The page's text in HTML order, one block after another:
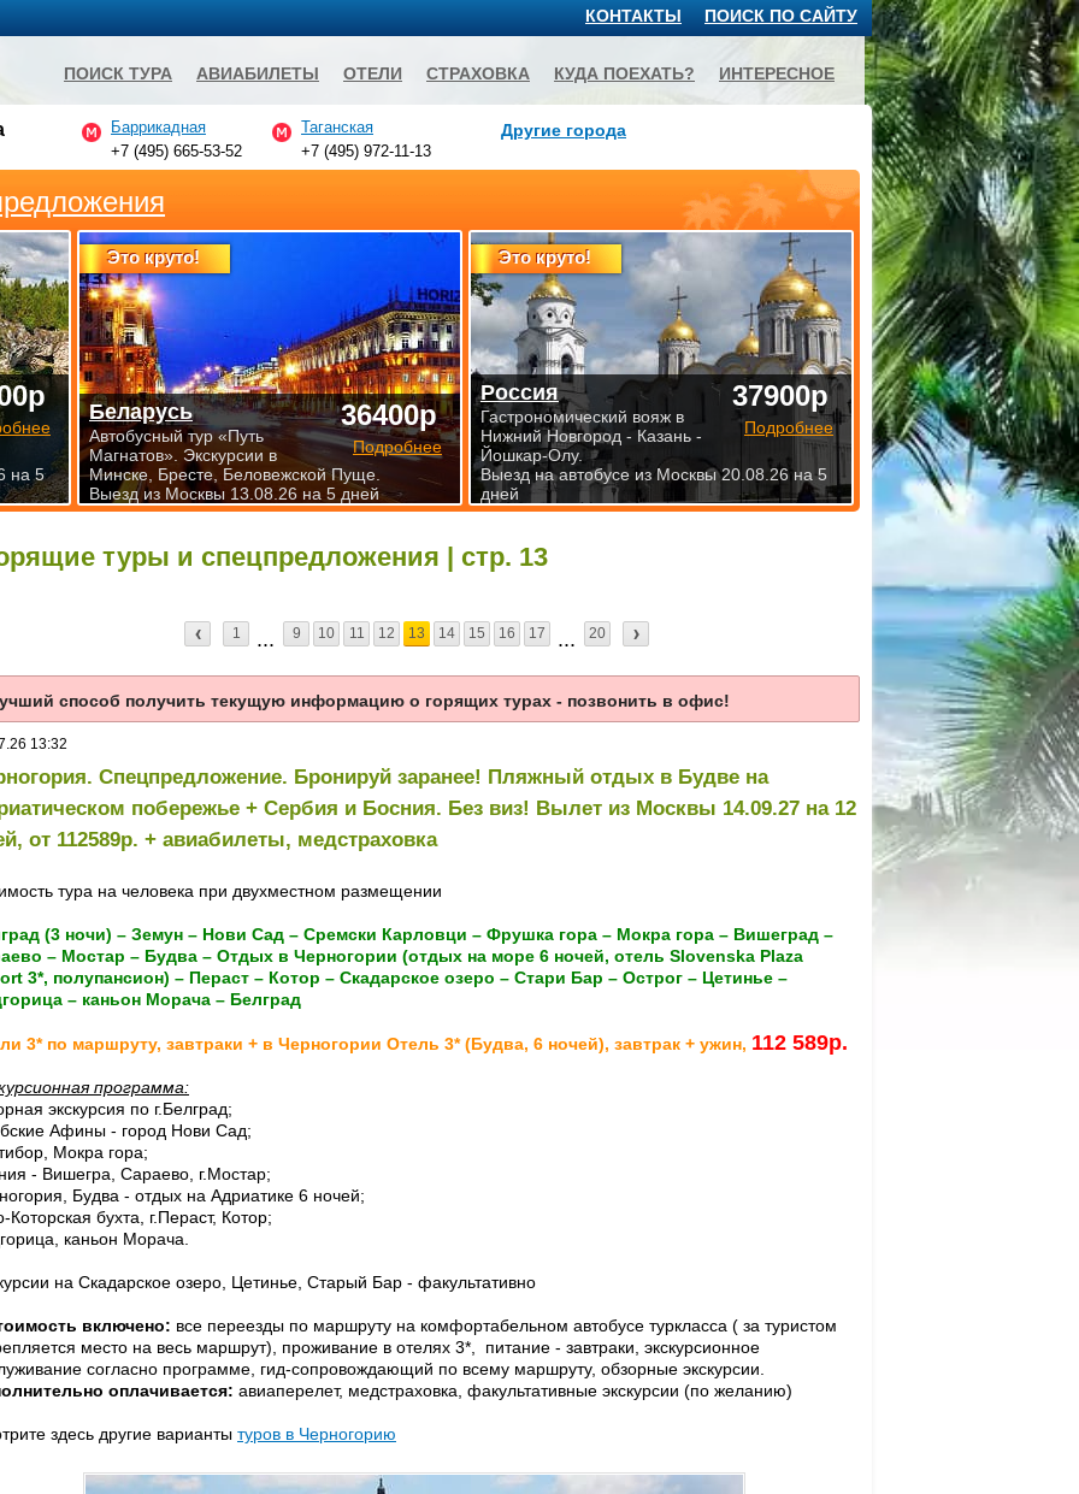
туры и спецпредложения | стр. 13
1 ... 9 10 11 12 13 14 15 16 17 ... 20
способ получить текущую информацию о горящих турах - позвонить в офис!
13:32
Спецпредложение. Бронируй заранее! Пляжный отдых в Будве на
побережье + Сербия и Босния. Без виз! Вылет из Москвы 14.09.27 на 12
от 112589р. + авиабилеты, медстраховка
тура на человека при двухместном размещении
(3 ночи) – Земун – Нови Сад – Сремски Карловци – Фрушка гора – Мокра гора – Вишеград –
– Мостар – Будва – Отдых в Черногории (отдых на море 6 ночей, отель Slovenska Plaza
3*, полупансион) – Пераст – Котор – Скадарское озеро – Стари Бар – Острог – Цетинье –
– каньон Морача – Белград
3* по маршруту, завтраки + в Черногории Отель 3* (Будва, 6 ночей), завтрак + ужин, 112 589р.
программа:
экскурсия по г.Белград;
Афины - город Нови Сад;
Мокра гора;
- Вишегра, Сараево, г.Мостар;
Будва - отдых на Адриатике 6 ночей;
Которская бухта, г.Пераст, Котор;
каньон Морача.
на Скадарское озеро, Цетинье, Старый Бар - факультативно
включено: все переезды по маршруту на комфортабельном автобусе туркласса ( за туристом
место на весь маршрут), проживание в отелях 3*, питание - завтраки, экскурсионное
согласно программе, гид-сопровождающий по всему маршруту, обзорные экскурсии.
оплачивается: авиаперелет, медстраховка, факультативные экскурсии (по желанию)
здесь другие варианты туров в Черногорию
на 5
Это круто!
36400р
Подробнее
Беларусь
Автобусный тур «Путь
Магнатов». Экскурсии в
Минске, Бресте, Беловежской Пуще.
Выезд из Москвы 13.08.26 на 5 дней
Это круто!
37900р
Подробнее
Россия
Гастрономический вояж в
Нижний Новгород - Казань -
Йошкар-Олу.
Выезд на автобусе из Москвы 20.08.26 на 5
дней
Баррикадная
+7 (495) 665-53-52
Таганская
+7 (495) 972-11-13
Другие города
ПОИСК ПО САЙТУ
КОНТАКТЫ
ПОИСК ТУРА АВИАБИЛЕТЫ ОТЕЛИ СТРАХОВКА КУДА ПОЕХАТЬ? ИНТЕРЕСНОЕ